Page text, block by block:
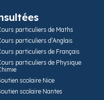
particuliers de Maths
particuliers d’Anglais
particuliers de Français
particuliers de Physique
scolaire Nice
scolaire Nantes